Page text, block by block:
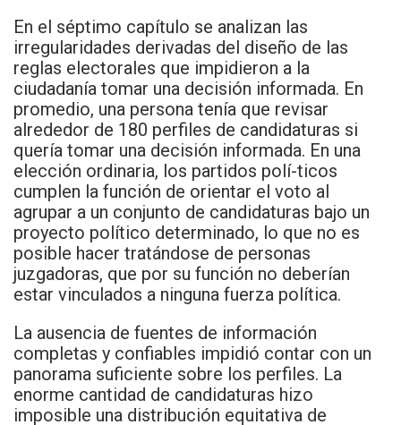
En el séptimo capítulo se analizan las
irregularidades derivadas del diseño de las
reglas electorales que impidieron a la
ciudadanía tomar una decisión informada. En
promedio, una persona tenía que revisar
alrededor de 180 perfiles de candidaturas si
quería tomar una decisión informada. En una
elección ordinaria, los partidos polí-ticos
cumplen la función de orientar el voto al
agrupar a un conjunto de candidaturas bajo un
proyecto político determinado, lo que no es
posible hacer tratándose de personas
juzgadoras, que por su función no deberían
estar vinculados a ninguna fuerza política.
La ausencia de fuentes de información
completas y confiables impidió contar con un
panorama suficiente sobre los perfiles. La
enorme cantidad de candidaturas hizo
imposible una distribución equitativa de